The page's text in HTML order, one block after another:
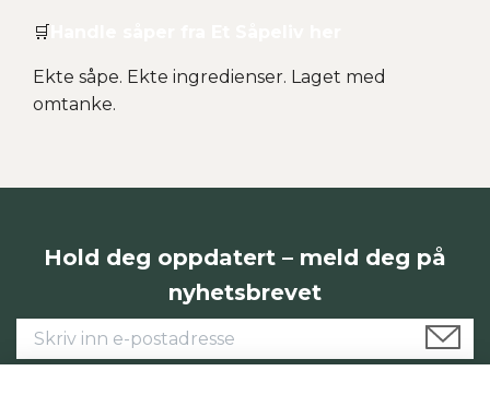
🛒
Ekte såpe. Ekte ingredienser. Laget med
omtanke.
Hold deg oppdatert – meld deg på
nyhetsbrevet